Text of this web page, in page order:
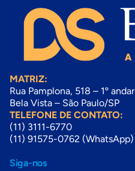
MATRIZ:
Rua Pamplona, 518 – 1º andar
Bela Vista – São Paulo/SP
TELEFONE DE CONTATO:
(11) 3111-6770
(11) 91575-0762 (WhatsApp)
Siga-nos